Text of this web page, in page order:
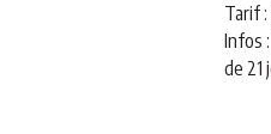
Tarif :
Infos
de 21